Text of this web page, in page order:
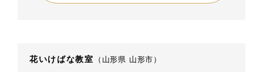
花いけばな教室 （山形県 山形市）